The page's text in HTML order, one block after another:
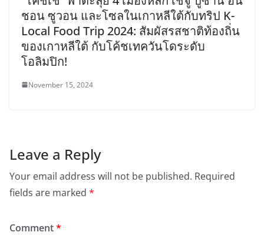
ชอน ซูวอน และโซลในเกาหลีใต้กับทริป K-
Local Food Trip 2024: สัมผัสรสชาติท้องถิ่น
ของเกาหลีใต้ กับโค้ชเทควันโดระดับ
โอลิมปิก!
November 15, 2024
Leave a Reply
Your email address will not be published. Required
fields are marked *
Comment*